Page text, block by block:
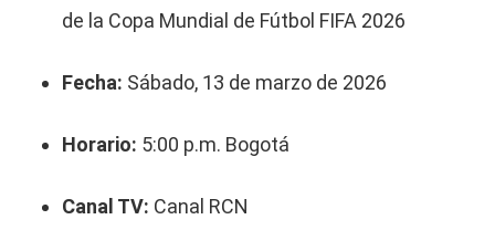
de la Copa Mundial de Fútbol FIFA 2026
Fecha: Sábado, 13 de marzo de 2026
Horario: 5:00 p.m. Bogotá
Canal TV: Canal RCN